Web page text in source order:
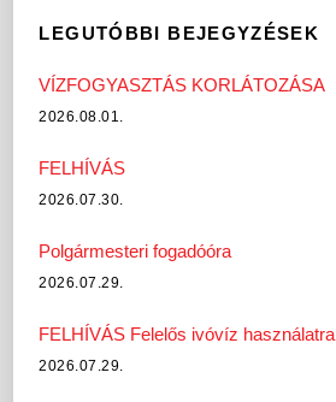
LEGUTÓBBI BEJEGYZÉSEK
VÍZFOGYASZTÁS KORLÁTOZÁSA
2026.08.01.
FELHÍVÁS
2026.07.30.
Polgármesteri fogadóóra
2026.07.29.
FELHÍVÁS Felelős ivóvíz használatra
2026.07.29.